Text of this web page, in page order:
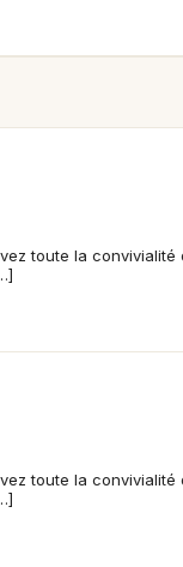
93 - Seine-Saint-Denis
toute la
toute la